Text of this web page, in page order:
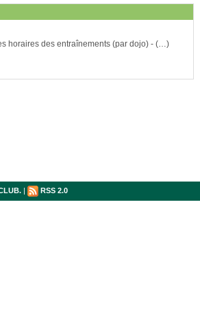
horaires des entraînements (par dojo) - (…)
| RSS 2.0